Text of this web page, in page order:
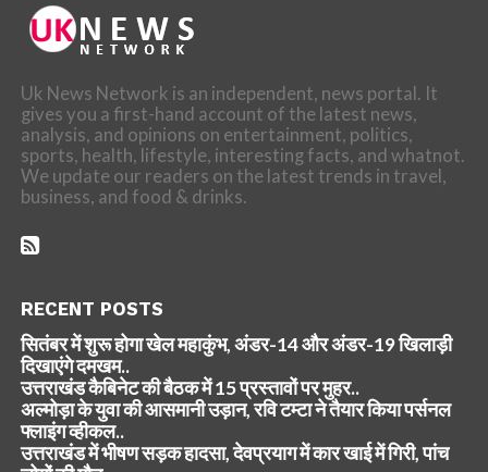
Uk News Network is an independent, news portal. It
gives you a first-hand account of the latest news,
analysis, and opinions on entertainment, politics,
sports, health, lifestyle, interesting facts, and whatnot.
We update our readers on the latest trends in travel,
business, and food & drinks.
RECENT POSTS
सितंबर में शुरू होगा खेल महाकुंभ, अंडर-14 और अंडर-19 खिलाड़ी
दिखाएंगे दमखम..
उत्तराखंड कैबिनेट की बैठक में 15 प्रस्तावों पर मुहर..
अल्मोड़ा के युवा की आसमानी उड़ान, रवि टम्टा ने तैयार किया पर्सनल
फ्लाइंग व्हीकल..
उत्तराखंड में भीषण सड़क हादसा, देवप्रयाग में कार खाई में गिरी, पांच